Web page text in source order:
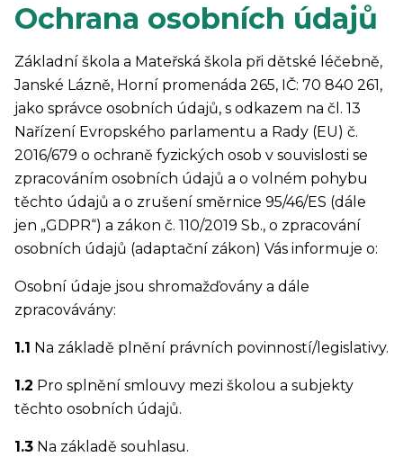
Ochrana osobních údajů
Základní škola a Mateřská škola při dětské léčebně,
Janské Lázně, Horní promenáda 265, IČ: 70 840 261,
jako správce osobních údajů, s odkazem na čl. 13
Nařízení Evropského parlamentu a Rady (EU) č.
2016/679 o ochraně fyzických osob v souvislosti se
zpracováním osobních údajů a o volném pohybu
těchto údajů a o zrušení směrnice 95/46/ES (dále
jen „GDPR“) a zákon č. 110/2019 Sb., o zpracování
osobních údajů (adaptační zákon) Vás informuje o:
Osobní údaje jsou shromažďovány a dále
zpracovávány:
1.1 Na základě plnění právních povinností/legislativy.
1.2 Pro splnění smlouvy mezi školou a subjekty
těchto osobních údajů.
1.3 Na základě souhlasu.